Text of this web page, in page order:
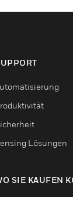
Lösungen
SIE KAUFEN